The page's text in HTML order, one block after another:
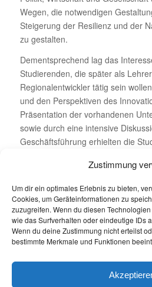
Zustimmung
Um dir ein optimales Erlebnis zu bieten,
Cookies, um Geräteinformationen zu
zuzugreifen. Wenn du diesen
wie das Surfverhalten oder eindeutige IDs
Wenn du deine Zustimmung nicht erteilst
bestimmte Merkmale und Funktionen
Wegen, die notwendigen
Steigerung der Resilienz und der
zu gestalten.
Dementsprechend lag das
Studierenden, die später als
Regionalentwickler tätig sein
und den Perspektiven des
Präsentation der vorhandenen
sowie durch eine intensive
Geschäftsführung erhielten die
Innovationscampus, sondern
identifizieren. Besonders
der Bandbreite der Aktivitäten, der
eines übergeordneten Zieles und
Aktivitäten wie bspw. des DLR-